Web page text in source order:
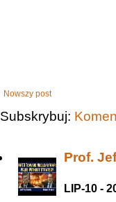
Nowszy post
Subskrybuj:
Prof.
LIP-10 -